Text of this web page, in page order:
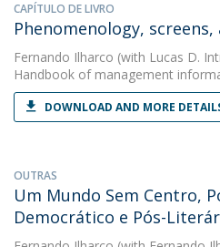
CAPÍTULO DE LIVRO
Phenomenology, screens,
Fernando Ilharco (with Lucas D.
Handbook of management
DOWNLOAD AND MORE
OUTRAS
Um Mundo Sem Centro,
Democrático e Pós-